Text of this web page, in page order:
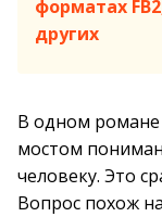
форматах
других
B одном
мостом
человеку. Это
Вопрос похож